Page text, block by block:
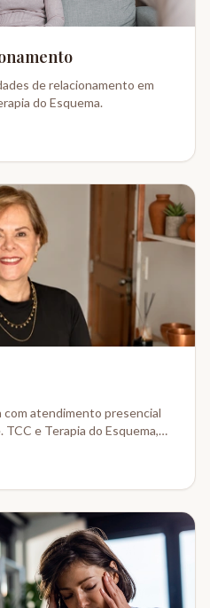
de relacionamento em
do Esquema.
com atendimento presencial
e Terapia do Esquema,